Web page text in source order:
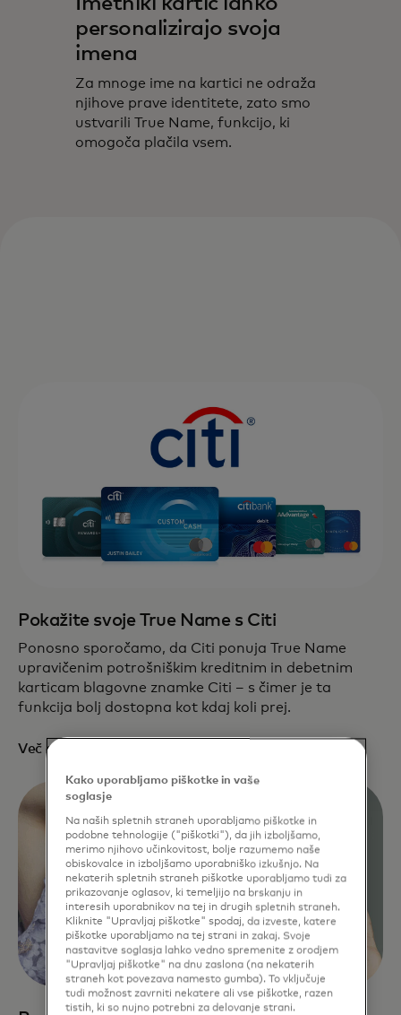
personalizirajo svoja
imena
Za mnoge ime na kartici ne odraža
njihove prave identitete, zato smo
ustvarili True Name, funkcijo, ki
omogoča plačila vsem.
Pokažite svoje True Name s Citi
Ponosno sporočamo, da Citi ponuja True Name
upravičenim potrošniškim kreditnim in debetnim
karticam blagovne znamke Citi – s čimer je ta
funkcija bolj dostopna kot kdaj koli prej.
Več o tem
Kako uporabljamo piškotke in vaše
soglasje
Na naših spletnih straneh uporabljamo piškotke in
podobne tehnologije ("piškotki"), da jih izboljšamo,
merimo njihovo učinkovitost, bolje razumemo naše
obiskovalce in izboljšamo uporabniško izkušnjo. Na
nekaterih spletnih straneh piškotke uporabljamo tudi za
prikazovanje oglasov, ki temeljijo na brskanju in
interesih uporabnikov na tej in drugih spletnih straneh.
Kliknite "Upravljaj piškotke" spodaj, da izveste, katere
piškotke uporabljamo na tej strani in zakaj. Svoje
nastavitve soglasja lahko vedno spremenite z orodjem
"Upravljaj piškotke" na dnu zaslona (na nekaterih
straneh kot povezava namesto gumba). To vključuje
tudi možnost zavrniti nekatere ali vse piškotke, razen
tistih, ki so nujno potrebni za delovanje strani.